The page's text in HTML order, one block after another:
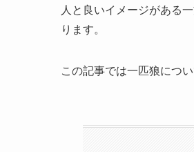
人と良いイメージがある
ります。
この記事では一匹狼につ